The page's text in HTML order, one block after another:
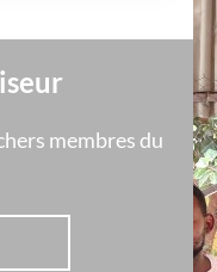
membres du